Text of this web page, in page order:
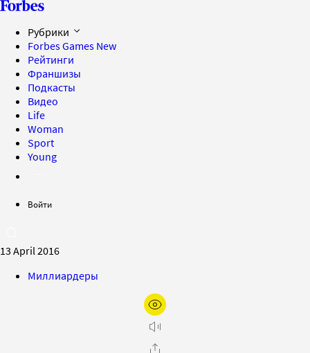
Рубрики
Forbes Games New
Рейтинги
Франшизы
Подкасты
Видео
Life
Woman
Sport
Young
Войти
13 April 2016
Миллиардеры